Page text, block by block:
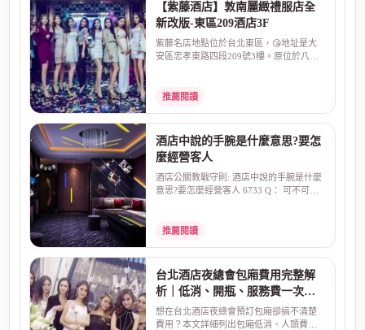
【紫藤酒店】敦南麗緻禮服店全
新改版-東區209酒店3F
紫藤名店地點位於台北東區，😘地址是大
安區忠孝東路四段209號3樓。原位於八德
推薦閱讀
酒店中說的手腕是什麼意思?要怎
麼經營客人
酒店公關教戰守則: 酒店中說的手腕是什麼
意思?要怎麼經營客人 6733 Q： 可不可以.
推薦閱讀
台北酒店夜總會包廂費用完整解
析｜低消、開瓶、服務費一次看
懂
想在台北酒店夜總會預訂包廂卻搞不清楚
費用？本文詳細列出包廂低消、人頭費、